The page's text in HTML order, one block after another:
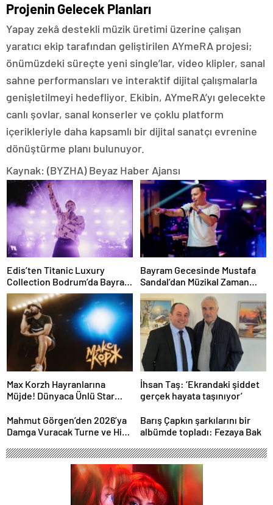
Projenin Gelecek Planları
Yapay zekâ destekli müzik üretimi üzerine çalışan
yaratıcı ekip tarafından geliştirilen AYmeRA projesi;
önümüzdeki süreçte yeni single’lar, video klipler, sanal
sahne performansları ve interaktif dijital çalışmalarla
genişletilmeyi hedefliyor. Ekibin, AYmeRA’yı gelecekte
canlı şovlar, sanal konserler ve çoklu platform
içerikleriyle daha kapsamlı bir dijital sanatçı evrenine
dönüştürme planı bulunuyor.
Kaynak: (BYZHA) Beyaz Haber Ajansı
Edis’ten Titanic Luxury
Collection Bodrum’da Bayram
Gecesine Damga Vuran
Performans
Bayram Gecesinde Mustafa
Sandal’dan Müzikal Zaman
Yolculuğu
Max Korzh Hayranlarına
Müjde! Dünyaca Ünlü Star
Performansla Hayranlarıyla
Buluşuyor
İhsan Taş: ‘Ekrandaki şiddet
gerçek hayata taşınıyor’
Mahmut Görgen’den 2026’ya
Damga Vuracak Turne ve Hit
Barış Çapkın şarkılarını bir
albümde topladı: Fezaya Bak